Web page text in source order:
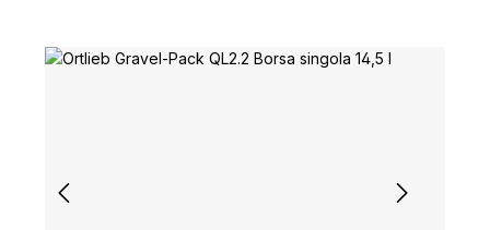
Salta la galleria di immagini